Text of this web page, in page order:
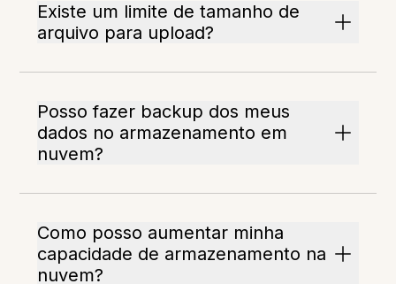
Existe um limite de tamanho de
arquivo para upload?
Posso fazer backup dos meus
dados no armazenamento em
nuvem?
Como posso aumentar minha
capacidade de armazenamento na
nuvem?